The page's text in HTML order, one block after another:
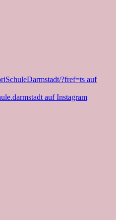
?fref=ts auf
auf Instagram